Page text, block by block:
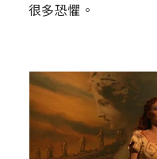
很多恐懼。